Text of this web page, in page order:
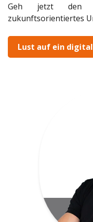
Geh jetzt den
zukunftsorientiertes
Lust auf ein